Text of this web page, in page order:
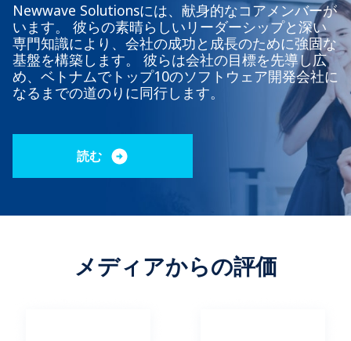
Newwave Solutionsには、献身的なコアメンバーが
います。 彼らの素晴らしいリーダーシップと深い
専門知識により、会社の成功と成長のために強固な
基盤を構築します。 彼らは会社の目標を先導し広
め、ベトナムでトップ10のソフトウェア開発会社に
なるまでの道のりに同行します。
読む
メディアからの評価